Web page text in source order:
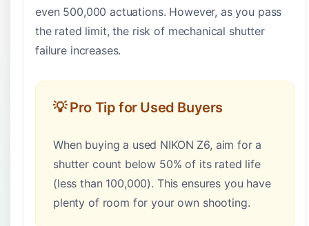
even 500,000 actuations. However, as you pass
the rated limit, the risk of mechanical shutter
failure increases.
💡 Pro Tip for Used Buyers
When buying a used NIKON Z6, aim for a
shutter count below 50% of its rated life
(less than 100,000). This ensures you have
plenty of room for your own shooting.